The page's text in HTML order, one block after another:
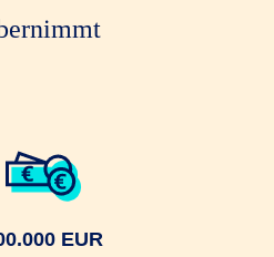
EUR